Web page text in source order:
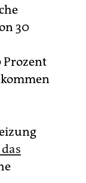
30
Prozent